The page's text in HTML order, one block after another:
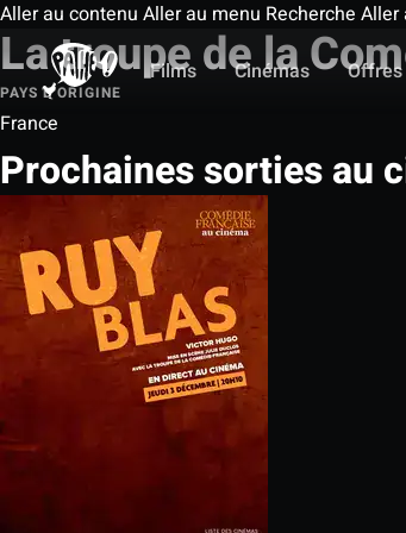
Aller au contenu Aller au menu Recherche Aller
Films
Cinémas Offres
La troupe de la
PAYS D'ORIGINE
France
Prochaines sorties au